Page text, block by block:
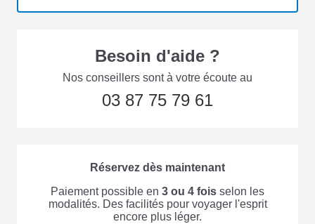
Besoin d'aide ?
Nos conseillers sont à votre écoute au
03 87 75 79 61
Réservez dès maintenant
Paiement possible en 3 ou 4 fois selon les
modalités. Des facilités pour voyager l'esprit
encore plus léger.